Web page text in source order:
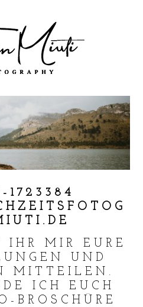
1723384
IHR MIR EURE
UND
MITTEILEN.
ICH EUCH
BROSCHÜRE